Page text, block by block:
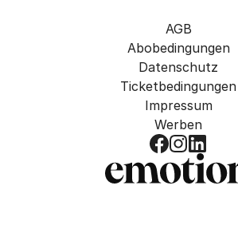
AGB
Abobedingungen
Datenschutz
Ticketbedingungen
Impressum
Werben